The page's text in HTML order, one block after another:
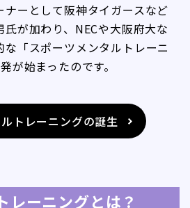
ーとして阪神タイガースなど
が加わり、NECや大阪府大な
な「スポーツメンタルトレーニ
が始まったのです。
トレーニングの誕生
レーニングとは？